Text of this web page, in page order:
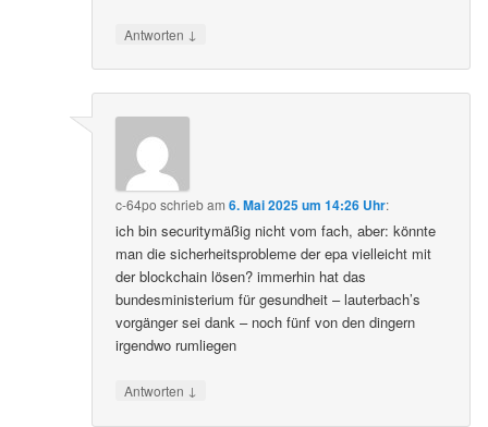
Antworten ↓
c-64po schriebam6. Mai 2025 um 14:26 Uhr:
ich bin securitymäßig nicht vom fach, aber: könnte
man die sicherheitsprobleme der epa vielleicht mit
der blockchain lösen? immerhin hat das
bundesministerium für gesundheit – lauterbach’s
vorgänger sei dank – noch fünf von den dingern
irgendwo rumliegen
Antworten ↓